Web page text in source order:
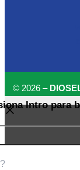
© 2026 –
Intro para